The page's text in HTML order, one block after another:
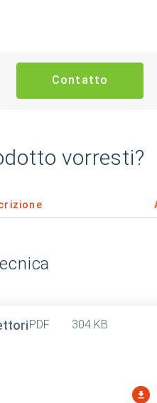
Contatto
vorresti?
PDF 304 KB